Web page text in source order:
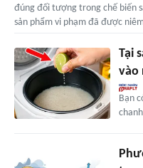
đúng đối tượng trong chế biến
sản phẩm vi phạm đã được
Tại
vào
Bạn